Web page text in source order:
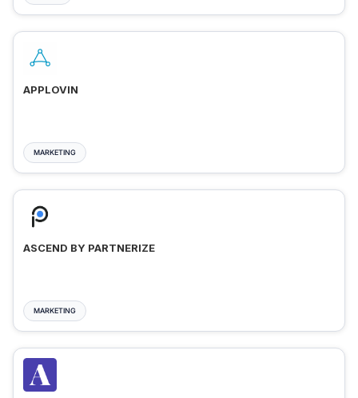
APPLOVIN
MARKETING
ASCEND BY PARTNERIZE
MARKETING